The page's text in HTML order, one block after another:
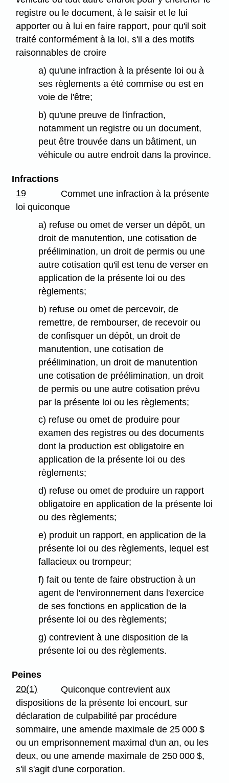
registre ou le document, à le saisir et le lui
apporter ou à lui en faire rapport, pour qu'il soit
traité conformément à la loi, s'il a des motifs
raisonnables de croire
a) qu'une infraction à la présente loi ou à
ses règlements a été commise ou est en
voie de l'être;
b) qu'une preuve de l'infraction,
notamment un registre ou un document,
peut être trouvée dans un bâtiment, un
véhicule ou autre endroit dans la province.
Infractions
19
Commet une infraction à la présente
loi quiconque
a) refuse ou omet de verser un dépôt, un
droit de manutention, une cotisation de
préélimination, un droit de permis ou une
autre cotisation qu'il est tenu de verser en
application de la présente loi ou des
règlements;
b) refuse ou omet de percevoir, de
remettre, de rembourser, de recevoir ou
de confisquer un dépôt, un droit de
manutention, une cotisation de
préélimination, un droit de manutention
une cotisation de préélimination, un droit
de permis ou une autre cotisation prévu
par la présente loi ou les règlements;
c) refuse ou omet de produire pour
examen des registres ou des documents
dont la production est obligatoire en
application de la présente loi ou des
règlements;
d) refuse ou omet de produire un rapport
obligatoire en application de la présente loi
ou des règlements;
e) produit un rapport, en application de la
présente loi ou des règlements, lequel est
fallacieux ou trompeur;
f) fait ou tente de faire obstruction à un
agent de l'environnement dans l'exercice
de ses fonctions en application de la
présente loi ou des règlements;
g) contrevient à une disposition de la
présente loi ou des règlements.
Peines
20(1)
Quiconque contrevient aux
dispositions de la présente loi encourt, sur
déclaration de culpabilité par procédure
sommaire, une amende maximale de 25 000 $
ou un emprisonnement maximal d'un an, ou les
deux, ou une amende maximale de 250 000 $,
s'il s'agit d'une corporation.